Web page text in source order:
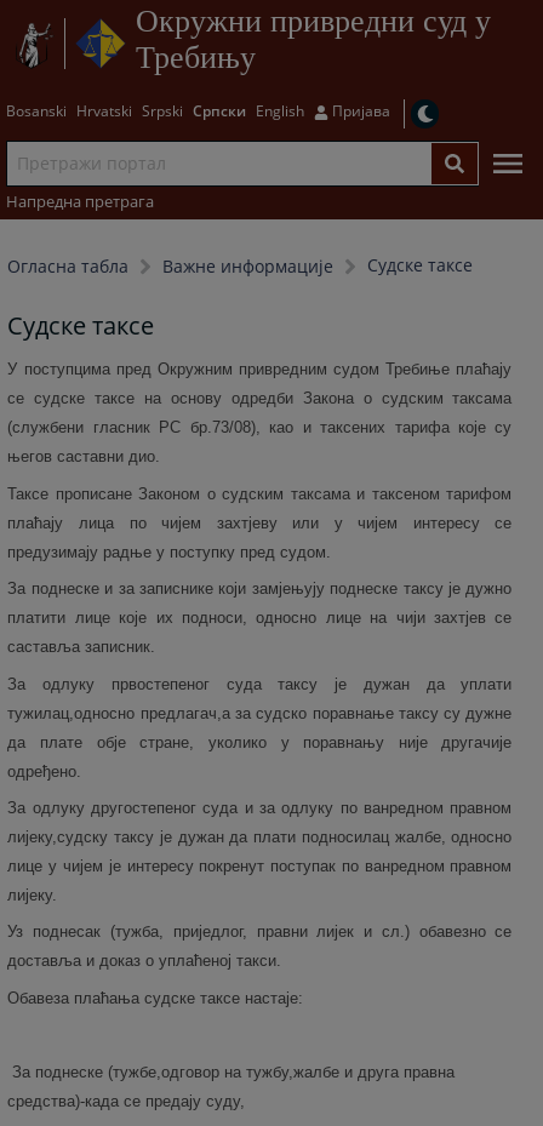
Окружни привредни суд у
Требињу
Bosanski Hrvatski Srpski Српски English Пријава
Напредна претрага
Огласна табла Важне информације Судске таксе
Судске таксе
У поступцима пред Окружним привредним судом Требиње плаћају
се судске таксе на основу одредби Закона о судским таксама
(службени гласник РС бр.73/08), као и таксених тарифа које су
његов саставни дио.
Таксе прописане Законом о судским таксама и таксеном тарифом
плаћају лица по чијем захтјеву или у чијем интересу се
предузимају радње у поступку пред судом.
За поднеске и за записнике који замјењују поднеске таксу је дужно
платити лице које их подноси, односно лице на чији захтјев се
саставља записник.
За одлуку првостепеног суда таксу је дужан да уплати
тужилац,односно предлагач,а за судско поравнање таксу су дужне
да плате обје стране, уколико у поравнању није другачије
одређено.
За одлуку другостепеног суда и за одлуку по ванредном правном
лијеку,судску таксу је дужан да плати подносилац жалбе, односно
лице у чијем је интересу покренут поступак по ванредном правном
лијеку.
Уз поднесак (тужба, приједлог, правни лијек и сл.) обавезно се
доставља и доказ о уплаћеној такси.
Обавеза плаћања судске таксе настаје:
За поднеске (тужбе,одговор на тужбу,жалбе и друга правна
средства)-када се предају суду,